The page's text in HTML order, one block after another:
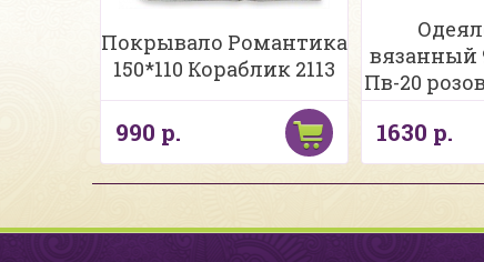
Покрывало Романтика
150*110 Кораблик 2113
990 р.
вязанный
Пв-20
1630 р.